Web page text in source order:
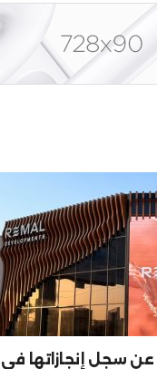
سجل إنجازاتها في